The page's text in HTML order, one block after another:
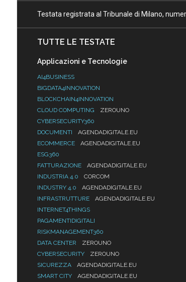
Testata registrata al Tribunale di Milano,
TUTTE LE TESTATE
Applicazioni e Tecnologie
AI4BUSINESS
BIGDATA4INNOVATION
BLOCKCHAIN4INNOVATION
CLOUD COMPUTING
ZEROUNO
CYBERSECURITY360
DOCUMENTI
AGENDADIGITALE.EU
ECOMMERCE
AGENDADIGITALE.EU
ESG360
FATTURAZIONE
AGENDADIGITALE.EU
INDUSTRIA 4.0
CORCOM
INDUSTRY 4.0
AGENDADIGITALE.EU
INFRASTRUTTURE
AGENDADIGITALE.EU
INTERNET4THINGS
PAGAMENTIDIGITALI
RISKMANAGEMENT360
DATA CENTER
ZEROUNO
CYBERSECURITY
ZEROUNO
SICUREZZA
AGENDADIGITALE.EU
SMART CITY
AGENDADIGITALE.EU